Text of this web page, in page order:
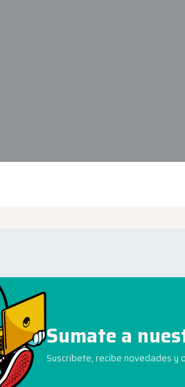
Sumate a
Suscribete, recibe novedades y